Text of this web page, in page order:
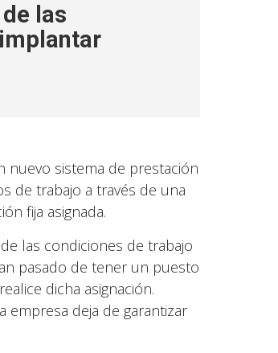
las
nuevo sistema de prestación
de trabajo a través de una
fija asignada.
las condiciones de trabajo
pasado de tener un puesto
dicha asignación.
empresa deja de garantizar